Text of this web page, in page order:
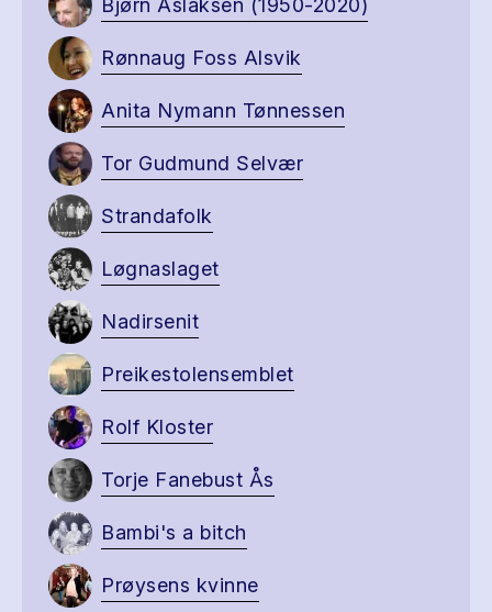
Rønnaug Foss Alsvik
Anita Nymann Tønnessen
Tor Gudmund Selvær
Strandafolk
Løgnaslaget
Nadirsenit
Preikestolensemblet
Rolf Kloster
Torje Fanebust Ås
Bambi's a bitch
Prøysens kvinne